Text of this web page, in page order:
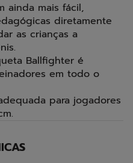
ainda mais fácil,
diretamente
as crianças a
Ballfighter é
em todo o
para jogadores